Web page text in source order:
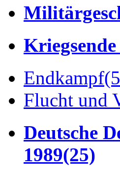
Endkampf
Flucht und
Deutsche
1989(25)